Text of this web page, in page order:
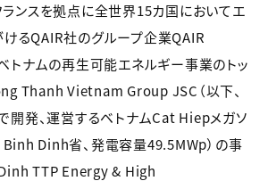
フランスを拠点に全世界15カ国においてエ
るQAIR社のグループ企業QAIR
ナムの再生可能エネルギー事業のトッ
Thanh Vietnam Group JSC（以下、
開発、運営するベトナムCat Hiepメガソ
Binh Dinh省、発電容量49.5MWp）の事
TTP Energy & High